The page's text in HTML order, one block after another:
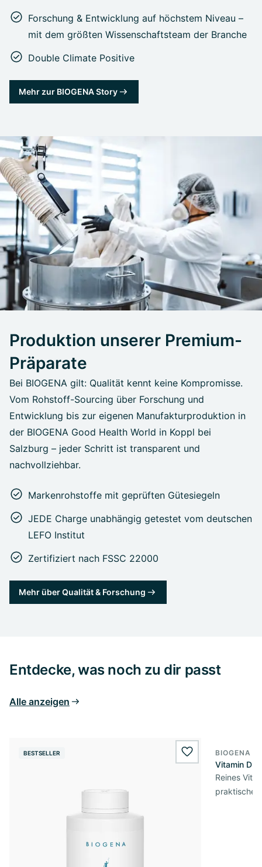
Forschung & Entwicklung auf höchstem Niveau –
mit dem größten Wissenschaftsteam der Branche
Double Climate Positive
Mehr zur BIOGENA Story
Produktion unserer Premium-
Präparate
Bei BIOGENA gilt: Qualität kennt keine Kompromisse.
Vom Rohstoff-Sourcing über Forschung und
Entwicklung bis zur eigenen Manufakturproduktion in
der BIOGENA Good Health World in Koppl bei
Salzburg – jeder Schritt ist transparent und
nachvollziehbar.
Markenrohstoffe mit geprüften Gütesiegeln
JEDE Charge unabhängig getestet vom deutschen
LEFO Institut
Zertifiziert nach FSSC 22000
Mehr über Qualität & Forschung
Entdecke, was noch zu dir passt
Alle anzeigen
BESTSELLER wishlist.add
BIOGENA
Vitamin D3
Reines
praktischer